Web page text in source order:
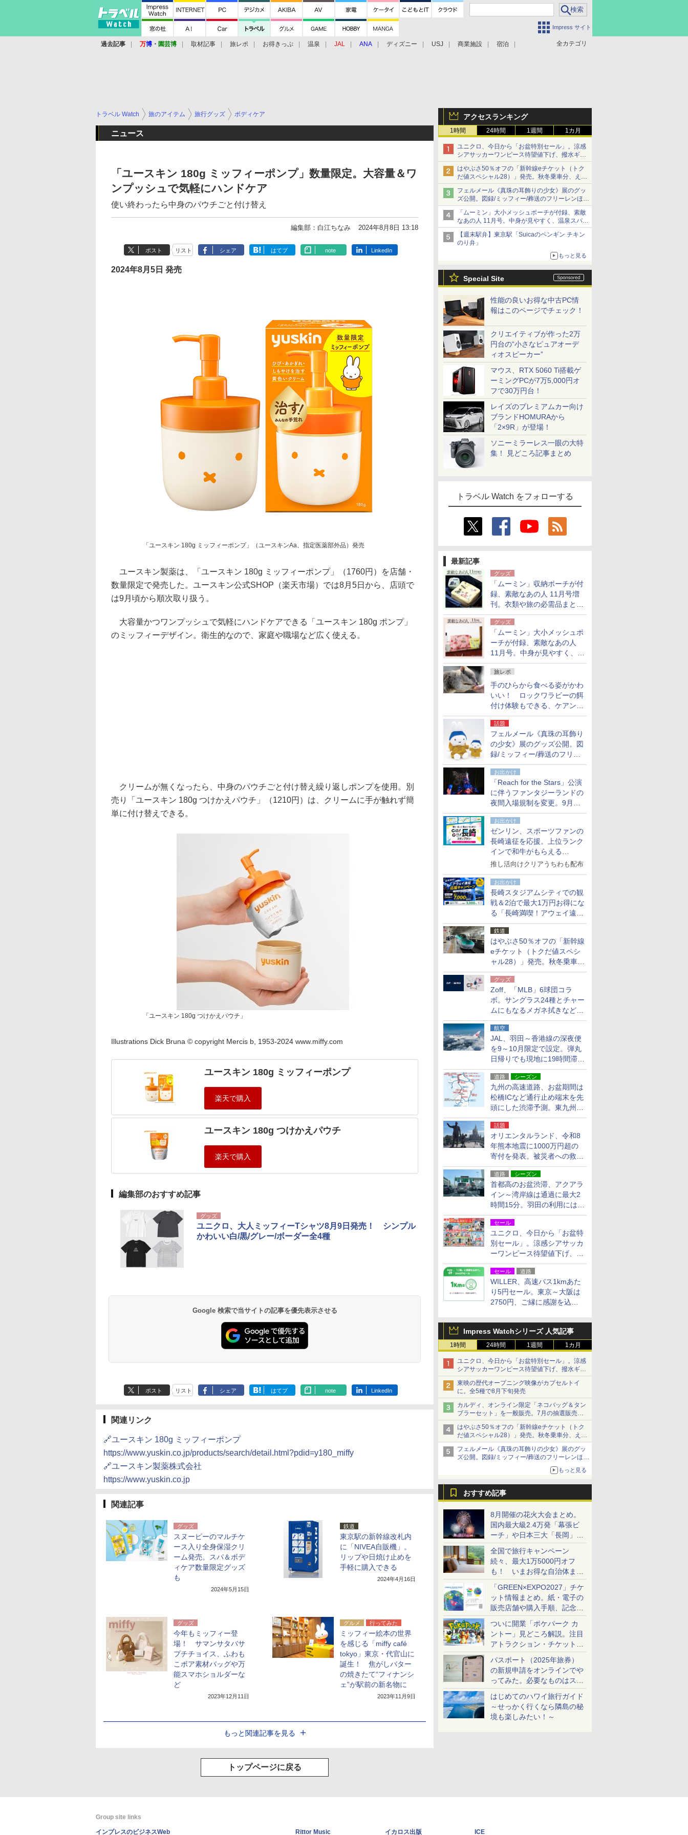
Impress サイト
全カテゴリ
過去記事 万博 ・ 園芸博 取材記事 旅レポ お得きっぷ 温泉 JAL ANA ディズニー USJ 商業施設 宿泊
アクセスランキング
1時間 24時間 1週間 1カ月
ユニクロ、今日から「お盆特別セール」。涼感
シアサッカーワンピース待望値下げ、撥水ギア
ショーツは1990円に
はやぶさ50％オフの「新幹線eチケット（トク
だ値スペシャル28）」発売。秋冬乗車分、えき
ねっと限定
フェルメール《真珠の耳飾りの少女》展のグッ
ズ公開。図録/ミッフィー/葬送のフリーレンほ
か、注目ブランドコラボが実現
「ムーミン」大小メッシュポーチが付録、素敵
なあの人 11月号。中身が見やすく、温泉スパに
も使える
【週末駅弁】東京駅「Suicaのペンギン チキン
のり弁」
もっと見る
Special Site
性能の良いお得な中古PC情
報はこのページでチェック！
クリエイティブが作った2万
円台の“小さなピュアオーデ
ィオスピーカー”
マウス、RTX 5060 Ti搭載ゲ
ーミングPCが7万5,000円オ
フで30万円台！
レイズのプレミアムカー向け
ブランドHOMURAから
「2×9R」が登場！
ソニーミラーレス一眼の大特
集！ 見どころ記事まとめ
トラベル Watch をフォローする
最新記事
グッズ
「ムーミン」収納ポーチが付
録、素敵なあの人 11月号増
刊。衣類や旅の必需品まとま
る大小2個セット
グッズ
「ムーミン」大小メッシュポ
ーチが付録、素敵なあの人
11月号。中身が見やすく、温
泉スパにも使える
旅レポ
手のひらから食べる姿がかわ
いい！ ロックワラビーの餌
付け体験もできる、ケアンズ
でアサートン高原の日本語ガ
イド付きツアーに参加してみ
た
話題
フェルメール《真珠の耳飾り
の少女》展のグッズ公開。図
録/ミッフィー/葬送のフリー
レンほか、注目ブランドコラ
ボが実現
お出かけ
「Reach for the Stars」公演
に伴うファンタジーランドの
夜間入場規制を変更。9月か
ら18時50分～20時ごろに
お出かけ
ゼンリン、スポーツファンの
長崎遠征を応援。上位ランク
インで和牛がもらえる
「GO！GO！長崎スタンプラ
推し活向けクリアうちわも配布
お出かけ
長崎スタジアムシティでの観
戦＆2泊で最大1万円お得にな
る「長崎満喫！アウェイ遠征
応援キャンペーン」
鉄道
はやぶさ50％オフの「新幹線
eチケット（トクだ値スペシ
ャル28）」発売。秋冬乗車
分、えきねっと限定
グッズ
Zoff、「MLB」6球団コラ
ボ。サングラス24種とチャー
ムにもなるメガネ拭きなど雑
貨24種
航空
JAL、羽田～香港線の深夜便
を9～10月限定で設定。弾丸
日帰りでも現地に19時間滞在
できる
道路 シーズン
九州の高速道路、お盆期間は
松橋ICなど通行止め端末を先
頭にした渋滞予測。東九州道
への迂回は料金調整を実施
話題
オリエンタルランド、令和8
年熊本地震に1000万円超の
寄付を発表。被災者への救援
活動・復旧支援
道路 シーズン
首都高のお盆渋滞、アクアラ
イン～湾岸線は通過に最大2
時間15分。羽田の利用には
「空港西出口」の利用検討を
セール
ユニクロ、今日から「お盆特
別セール」。涼感シアサッカ
ーワンピース待望値下げ、撥
水ギアショーツは1990円に
セール 道路
WILLER、高速バス1kmあた
り5円セール。東京～大阪は
2750円、ご縁に感謝を込め
Impress Watchシリーズ 人気記事
1時間 24時間 1週間 1カ月
ユニクロ、今日から「お盆特別セール」。涼感
シアサッカーワンピース待望値下げ、撥水ギア
ショーツは1990円に
東映の歴代オープニング映像がカプセルトイ
に。全5種で8月下旬発売
カルディ、オンライン限定「ネコバッグ＆タン
ブラーセット」を一般販売。7月の抽選販売の
当選無効分
はやぶさ50％オフの「新幹線eチケット（トク
だ値スペシャル28）」発売。秋冬乗車分、えき
ねっと限定
フェルメール《真珠の耳飾りの少女》展のグッ
ズ公開。図録/ミッフィー/葬送のフリーレンほ
もっと見る
おすすめ記事
8月開催の花火大会まとめ。
国内最大級2.4万発「幕張ビ
ーチ」や日本三大「長岡」な
ど大型イベント目白押し！
全国で旅行キャンペーン
続々、最大1万5000円オフ
も！ いまお得な自治体まと
め
「GREEN×EXPO2027」チケ
ット情報まとめ。紙・電子の
販売店舗や購入手順、記念チ
ケットも解説
ついに開業「ポケパーク カ
ントー」見どころ解説。注目
アトラクション・チケット手
配・来場前に必要な準備は？
パスポート（2025年旅券）
の新規申請をオンラインでや
ってみた。必要なものはスマ
ホとマイナカードのみ
はじめてのハワイ旅行ガイド
～せっかく行くなら隣島の秘
境も楽しみたい！～
トラベル Watch 旅のアイテム 旅行グッズ ボディケア
ニュース
「ユースキン 180g ミッフィーポンプ」数量限定。大容量＆ワ
ンプッシュで気軽にハンドケア
使い終わったら中身のパウチごと付け替え
編集部：白江ちなみ 2024年8月8日 13:18
ポスト リスト シェア はてブ note LinkedIn
2024年8月5日 発売
「ユースキン 180g ミッフィーポンプ」（ユースキンAa、指定医薬部外品）発売
ユースキン製薬は、「ユースキン 180g ミッフィーポンプ」（1760円）を店舗・
数量限定で発売した。ユースキン公式SHOP（楽天市場）では8月5日から、店頭で
は9月頃から順次取り扱う。
大容量かつワンプッシュで気軽にハンドケアできる「ユースキン 180g ポンプ」
のミッフィーデザイン。衛生的なので、家庭や職場など広く使える。
クリームが無くなったら、中身のパウチごと付け替え繰り返しポンプを使用。別
売り「ユースキン 180g つけかえパウチ」（1210円）は、クリームに手が触れず簡
単に付け替えできる。
「ユースキン 180g つけかえパウチ」
Illustrations Dick Bruna © copyright Mercis b, 1953-2024 www.miffy.com
ユースキン 180g ミッフィーポンプ
ユースキン 180g つけかえパウチ
編集部のおすすめ記事
グッズ
ユニクロ、大人ミッフィーTシャツ8月9日発売！ シンプル
かわいい白/黒/グレー/ボーダー全4種
Google 検索で当サイトの記事を優先表示させる
ポスト リスト シェア はてブ note LinkedIn
関連リンク
🔗ユースキン 180g ミッフィーポンプ
https://www.yuskin.co.jp/products/search/detail.html?pdid=y180_miffy
🔗ユースキン製薬株式会社
https://www.yuskin.co.jp
関連記事
グッズ
スヌーピーのマルチケ
ース入り全身保湿クリ
ーム発売。スパ＆ボデ
ィケア数量限定グッズ
も
2024年5月15日
鉄道
東京駅の新幹線改札内
に「NIVEA自販機」。
リップや日焼け止めを
手軽に購入できる
2024年4月16日
グッズ
今年もミッフィー登
場！ サマンサタバサ
プチチョイス、ふわも
こボア素材バッグや万
能スマホショルダーな
ど
2023年12月11日
グルメ 行ってみた
ミッフィー絵本の世界
を感じる「miffy café
tokyo」東京・代官山に
誕生！ 焦がしバター
の焼きたて“フィナンシ
ェ”が駅前の新名物に
2023年11月9日
もっと関連記事を見る
トップページに戻る
Group site links
インプレスのビジネスWeb Rittor Music イカロス出版 ICE